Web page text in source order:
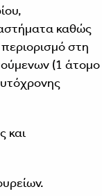
καθώς
στη
(1 άτομο
και